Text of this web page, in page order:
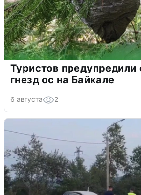
Туристов предупредили
гнезд ос на Байкале
6 августа 2